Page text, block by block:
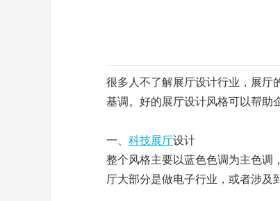
很多人不了解展厅设计行业，展厅
基调。好的展厅设计风格可以帮助
一、 科技展厅设计
整个风格主要以蓝色色调为主色调
厅大部分是做电子行业，或者涉及